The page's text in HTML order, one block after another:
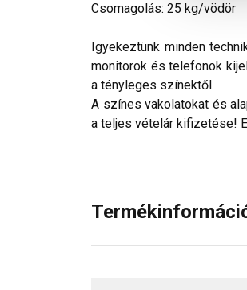
Csomagolás: 25 kg/vödör
Igyekeztünk minden
monitorok és telefonok
a tényleges színektől.
A színes vakolatokat és
a teljes vételár kifizetése!